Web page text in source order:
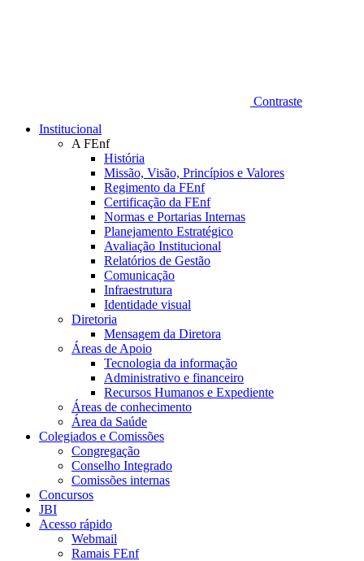
Contraste
Institucional
A FEnf
História
Missão, Visão, Princípios e Valores
Regimento da FEnf
Certificação da FEnf
Normas e Portarias Internas
Planejamento Estratégico
Avaliação Institucional
Relatórios de Gestão
Comunicação
Infraestrutura
Identidade visual
Diretoria
Mensagem da Diretora
Áreas de Apoio
Tecnologia da informação
Administrativo e financeiro
Recursos Humanos e Expediente
Áreas de conhecimento
Área da Saúde
Colegiados e Comissões
Congregação
Conselho Integrado
Comissões internas
Concursos
JBI
Acesso rápido
Webmail
Ramais FEnf